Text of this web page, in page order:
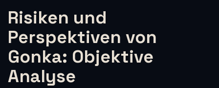
Risiken und
Perspektiven von
Gonka: Objektive
Analyse